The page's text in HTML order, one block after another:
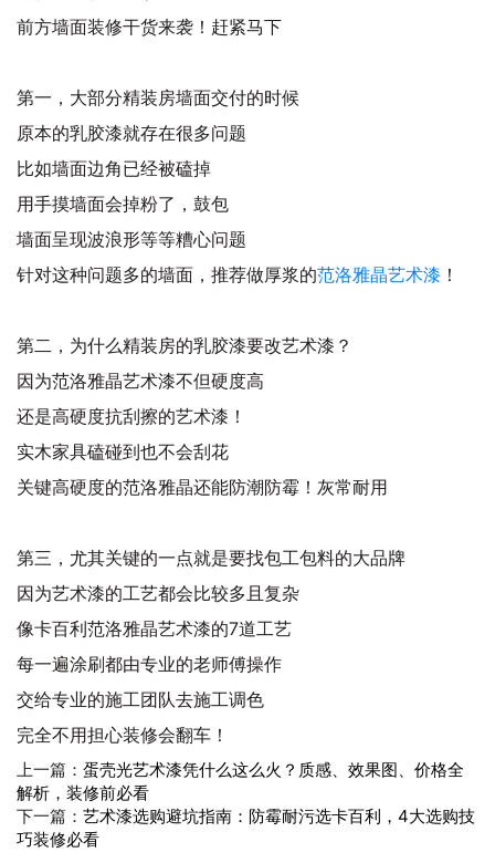
前方墙面装修干货来袭！赶紧马下
第一，大部分精装房墙面交付的时候
原本的乳胶漆就存在很多问题
比如墙面边角已经被磕掉
用手摸墙面会掉粉了，鼓包
墙面呈现波浪形等等糟心问题
针对这种问题多的墙面，推荐做厚浆的范洛雅晶艺术漆 ！
第二，为什么精装房的乳胶漆要改艺术漆？
因为范洛雅晶艺术漆不但硬度高
还是高硬度抗刮擦的艺术漆！
实木家具磕碰到也不会刮花
关键高硬度的范洛雅晶还能防潮防霉！灰常耐用
第三，尤其关键的一点就是要找包工包料的大品牌
因为艺术漆的工艺都会比较多且复杂
像卡百利范洛雅晶艺术漆的7道工艺
每一遍涂刷都由专业的老师傅操作
交给专业的施工团队去施工调色
完全不用担心装修会翻车！
上一篇： 蛋壳光艺术漆凭什么这么火？质感、效果图、价格全
解析，装修前必看
下一篇： 艺术漆选购避坑指南：防霉耐污选卡百利，4大选购技
巧装修必看